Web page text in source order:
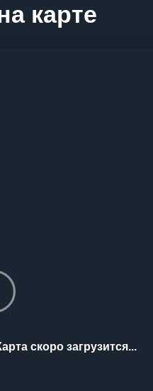
карте
скоро загрузится...